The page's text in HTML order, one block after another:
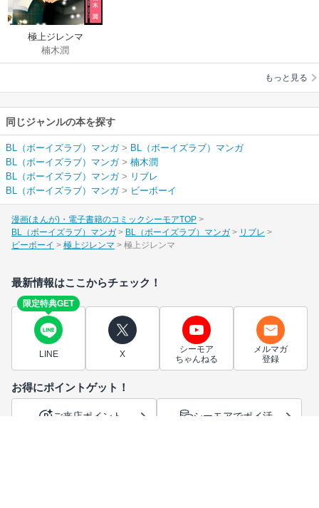
極上ジレンマ
楠木潤
もっと見る
同じジャンルの本を探す
BL（ボーイズラブ）マンガ> BL（ボーイズラブ）マンガ
BL（ボーイズラブ）マンガ> 楠木潤
BL（ボーイズラブ）マンガ> リブレ
BL（ボーイズラブ）マンガ> ビーボーイ
漫画(まんが)・電子書籍のコミックシーモアTOP
BL（ボーイズラブ）マンガ
BL（ボーイズラブ）マンガ
リブレ
ビーボーイ
極上ジレンマ 極上ジレンマ
最新情報はここからチェック！
限定特典GET
LINE X
シーモア
ちゃんねる
メルマガ
登録
お得にポイントゲット！
ご来店ポイント シーモアでポイ活